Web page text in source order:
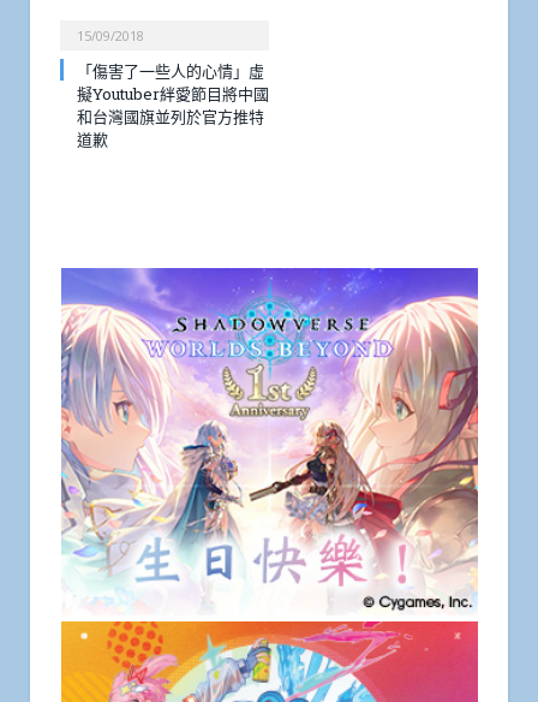
15/09/2018
「傷害了一些人的心情」虛
擬Youtuber絆愛節目將中國
和台灣國旗並列於官方推特
道歉